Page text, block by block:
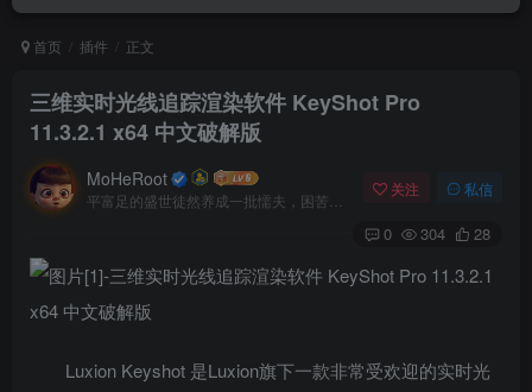
首页 插件 正文
三维实时光线追踪渲染软件 KeyShot Pro
11.3.2.1 x64 中文破解版
MoHeRoot 关注 私信
0 304 28
Luxion Keyshot 是Luxion旗下一款非常受欢迎的实时光